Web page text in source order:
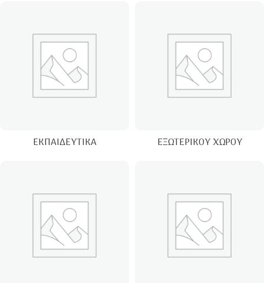
ΕΚΠΑΙΔΕΥΤΙΚΆ ΕΞΩΤΕΡΙΚΟΎ ΧΏΡΟΥ